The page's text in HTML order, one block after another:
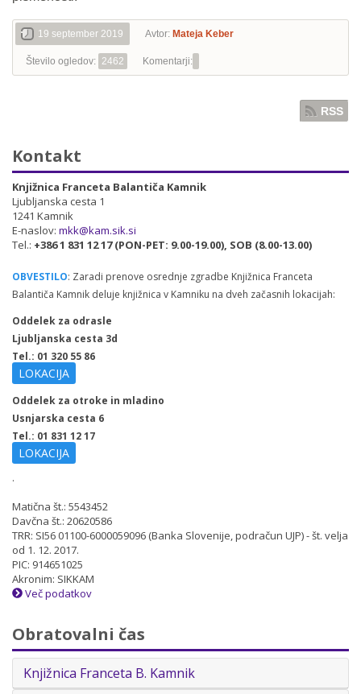
19 september 2019 Avtor: Mateja Keber
Število ogledov: 2462 Komentarji:
RSS
Kontakt
Knjižnica Franceta Balantiča Kamnik
Ljubljanska cesta 1
1241 Kamnik
E-naslov: mkk@kam.sik.si
Tel.: +386 1 831 12 17 (PON-PET: 9.00-19.00), SOB (8.00-13.00)
OBVESTILO: Zaradi prenove osrednje zgradbe Knjižnica Franceta
Balantiča Kamnik deluje knjižnica v Kamniku na dveh začasnih lokacijah:
Oddelek za odrasle
Ljubljanska cesta 3d
Tel.: 01 320 55 86
LOKACIJA
Oddelek za otroke in mladino
Usnjarska cesta 6
Tel.: 01 831 12 17
LOKACIJA
.
Matična št.: 5543452
Davčna št.: 20620586
TRR: SI56 01100-6000059096 (Banka Slovenije, podračun UJP) - št. velja
od 1. 12. 2017.
PIC: 914651025
Akronim: SIKKAM
Več podatkov
Obratovalni čas
Knjižnica Franceta B. Kamnik